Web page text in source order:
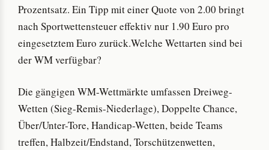
Prozentsatz. Ein Tipp mit einer Quote von 2.00 bringt
nach Sportwettensteuer effektiv nur 1.90 Euro pro
eingesetztem Euro zurück.Welche Wettarten sind bei
der WM verfügbar?
Die gängigen WM-Wettmärkte umfassen Dreiweg-
Wetten (Sieg-Remis-Niederlage), Doppelte Chance,
Über/Unter-Tore, Handicap-Wetten, beide Teams
treffen, Halbzeit/Endstand, Torschützenwetten,